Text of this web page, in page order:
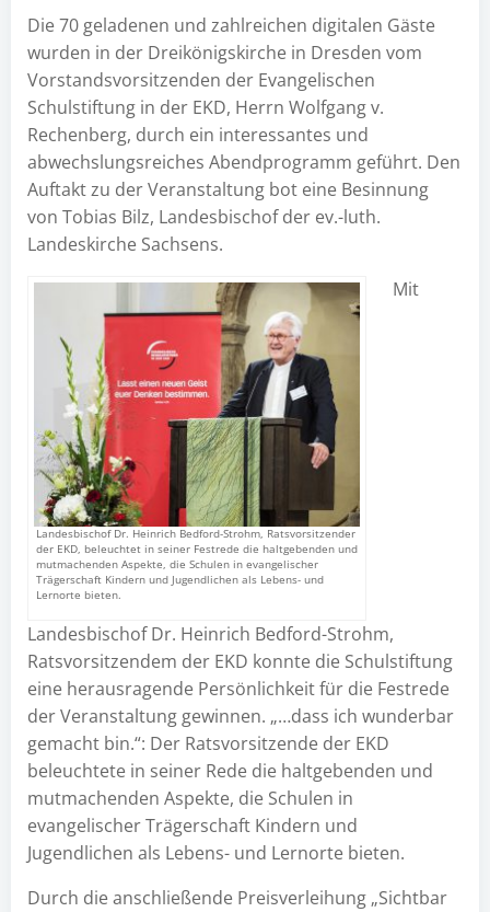
Die 70 geladenen und zahlreichen digitalen Gäste
wurden in der Dreikönigskirche in Dresden vom
Vorstandsvorsitzenden der Evangelischen
Schulstiftung in der EKD, Herrn Wolfgang v.
Rechenberg, durch ein interessantes und
abwechslungsreiches Abendprogramm geführt. Den
Auftakt zu der Veranstaltung bot eine Besinnung
von Tobias Bilz, Landesbischof der ev.-luth.
Landeskirche Sachsens.
Landesbischof Dr. Heinrich Bedford-Strohm, Ratsvorsitzender
der EKD, beleuchtet in seiner Festrede die haltgebenden und
mutmachenden Aspekte, die Schulen in evangelischer
Trägerschaft Kindern und Jugendlichen als Lebens- und
Lernorte bieten.
Mit
Landesbischof Dr. Heinrich Bedford-Strohm,
Ratsvorsitzendem der EKD konnte die Schulstiftung
eine herausragende Persönlichkeit für die Festrede
der Veranstaltung gewinnen. „…dass ich wunderbar
gemacht bin.“: Der Ratsvorsitzende der EKD
beleuchtete in seiner Rede die haltgebenden und
mutmachenden Aspekte, die Schulen in
evangelischer Trägerschaft Kindern und
Jugendlichen als Lebens- und Lernorte bieten.
Durch die anschließende Preisverleihung „Sichtbar